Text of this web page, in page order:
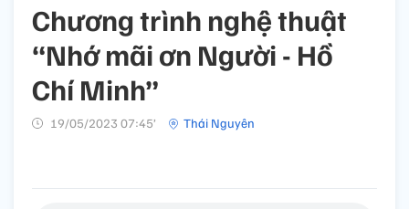
Chương trình nghệ thuật
“Nhớ mãi ơn Người - Hồ
Chí Minh”
19/05/2023 07:45’ Thái Nguyên